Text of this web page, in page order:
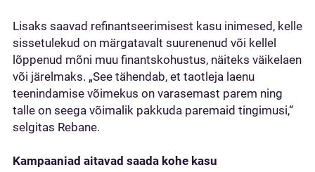
Lisaks saavad refinantseerimisest kasu inimesed, kelle
sissetulekud on märgatavalt suurenenud või kellel
lõppenud mõni muu finantskohustus, näiteks väikelaen
või järelmaks. „See tähendab, et taotleja laenu
teenindamise võimekus on varasemast parem ning
talle on seega võimalik pakkuda paremaid tingimusi,“
selgitas Rebane.
Kampaaniad aitavad saada kohe kasu